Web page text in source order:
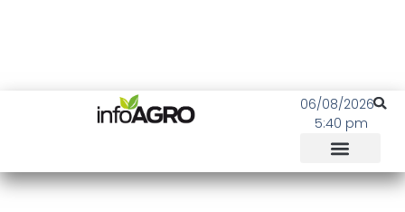
06/08/2026
5:40 pm